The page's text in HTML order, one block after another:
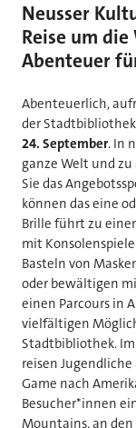
Neusser
Reise um
Abenteuer
Abenteuerlich,
der
24. September. In
ganze Welt und
Sie das
können das eine
Brille führt zu
mit
Basteln von
oder bewältigen
einen Parcours in
vielfältigen
Stadtbibliothek.
reisen
Game nach
Besucher*innen
Mountains, an